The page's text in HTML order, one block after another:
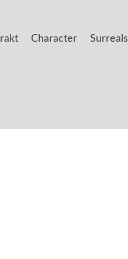
Character Surreals